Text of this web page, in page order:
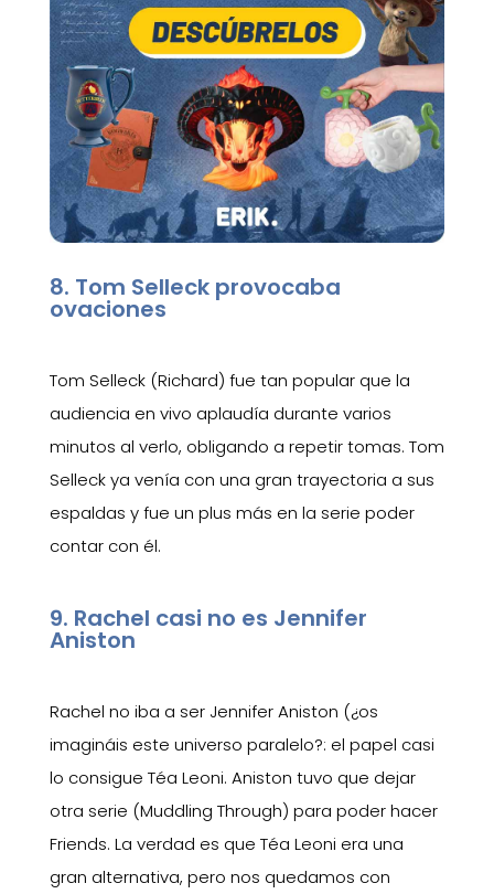
8. Tom Selleck provocaba
ovaciones
Tom Selleck (Richard) fue tan popular que la
audiencia en vivo aplaudía durante varios
minutos al verlo, obligando a repetir tomas. Tom
Selleck ya venía con una gran trayectoria a sus
espaldas y fue un plus más en la serie poder
contar con él.
9. Rachel casi no es Jennifer
Aniston
Rachel no iba a ser Jennifer Aniston (¿os
imagináis este universo paralelo?: el papel casi
lo consigue Téa Leoni. Aniston tuvo que dejar
otra serie (Muddling Through) para poder hacer
Friends. La verdad es que Téa Leoni era una
gran alternativa, pero nos quedamos con